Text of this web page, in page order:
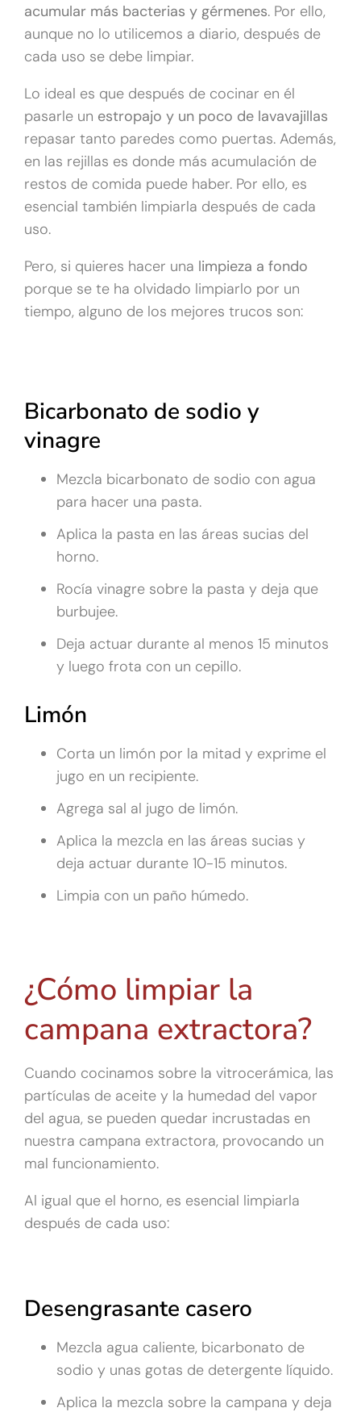
acumular más bacterias y gérmenes. Por ello,
aunque no lo utilicemos a diario, después de
cada uso se debe limpiar.
Lo ideal es que después de cocinar en él
pasarle un estropajo y un poco de lavavajillas
repasar tanto paredes como puertas. Además,
en las rejillas es donde más acumulación de
restos de comida puede haber. Por ello, es
esencial también limpiarla después de cada
uso.
Pero, si quieres hacer una limpieza a fondo
porque se te ha olvidado limpiarlo por un
tiempo, alguno de los mejores trucos son:
Bicarbonato de sodio y
vinagre
Mezcla bicarbonato de sodio con agua
para hacer una pasta.
Aplica la pasta en las áreas sucias del
horno.
Rocía vinagre sobre la pasta y deja que
burbujee.
Deja actuar durante al menos 15 minutos
y luego frota con un cepillo.
Limón
Corta un limón por la mitad y exprime el
jugo en un recipiente.
Agrega sal al jugo de limón.
Aplica la mezcla en las áreas sucias y
deja actuar durante 10-15 minutos.
Limpia con un paño húmedo.
¿Cómo limpiar la
campana extractora?
Cuando cocinamos sobre la vitrocerámica, las
partículas de aceite y la humedad del vapor
del agua, se pueden quedar incrustadas en
nuestra campana extractora, provocando un
mal funcionamiento.
Al igual que el horno, es esencial limpiarla
después de cada uso:
Desengrasante casero
Mezcla agua caliente, bicarbonato de
sodio y unas gotas de detergente líquido.
Aplica la mezcla sobre la campana y deja